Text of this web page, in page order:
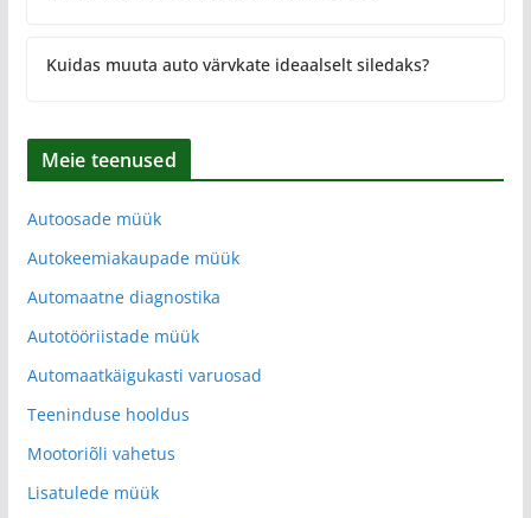
Kuidas muuta auto värvkate ideaalselt siledaks?
Meie teenused
Autoosade müük
Autokeemiakaupade müük
Automaatne diagnostika
Autotööriistade müük
Automaatkäigukasti varuosad
Teeninduse hooldus
Mootoriõli vahetus
Lisatulede müük